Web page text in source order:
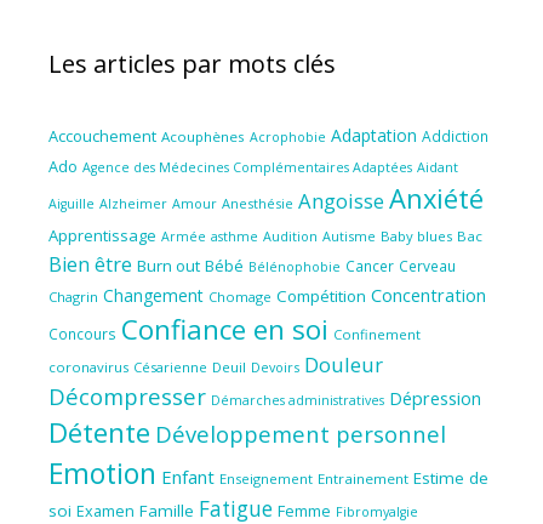
Les articles par mots clés
Accouchement Acouphènes Acrophobie Adaptation Addiction
Ado Agence des Médecines Complémentaires Adaptées Aidant
Aiguille Alzheimer Amour Anesthésie Angoisse Anxiété
Apprentissage Armée asthme Audition Autisme Baby blues Bac
Bien être Burn out Bébé Bélénophobie Cancer Cerveau
Chagrin Changement Chomage Compétition Concentration
Concours Confiance en soi Confinement
coronavirus Césarienne Deuil Devoirs Douleur
Décompresser Démarches administratives Dépression
Détente Développement personnel
Emotion Enfant Enseignement Entrainement Estime de
soi Examen Famille Fatigue Femme Fibromyalgie